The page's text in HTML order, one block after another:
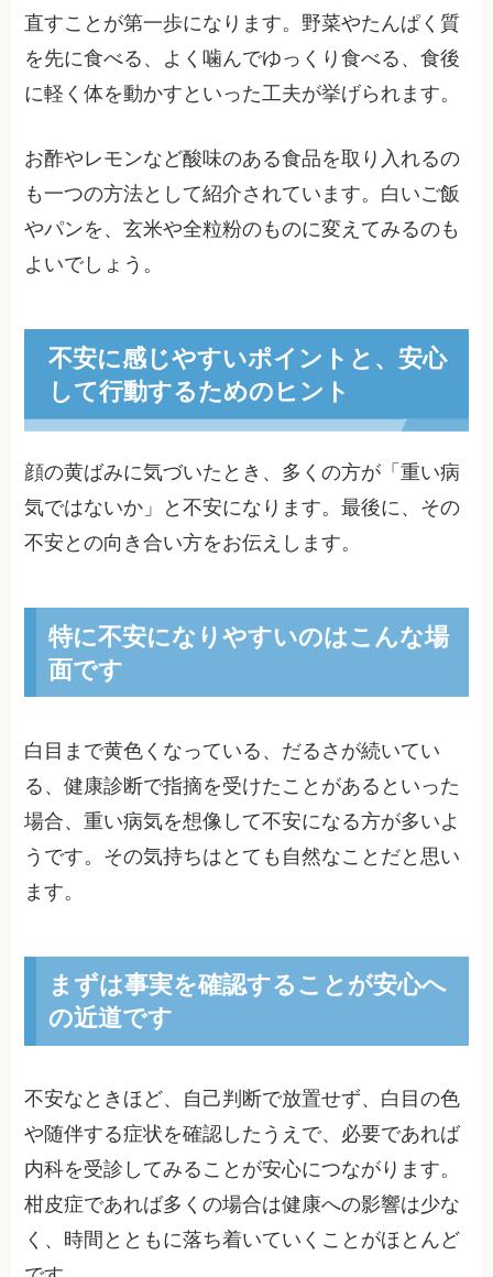
直すことが第一歩になります。野菜やたんぱく質
を先に食べる、よく噛んでゆっくり食べる、食後
に軽く体を動かすといった工夫が挙げられます。
お酢やレモンなど酸味のある食品を取り入れるの
も一つの方法として紹介されています。白いご飯
やパンを、玄米や全粒粉のものに変えてみるのも
よいでしょう。
不安に感じやすいポイントと、安心
して行動するためのヒント
顔の黄ばみに気づいたとき、多くの方が「重い病
気ではないか」と不安になります。最後に、その
不安との向き合い方をお伝えします。
特に不安になりやすいのはこんな場
面です
白目まで黄色くなっている、だるさが続いてい
る、健康診断で指摘を受けたことがあるといった
場合、重い病気を想像して不安になる方が多いよ
うです。その気持ちはとても自然なことだと思い
ます。
まずは事実を確認することが安心へ
の近道です
不安なときほど、自己判断で放置せず、白目の色
や随伴する症状を確認したうえで、必要であれば
内科を受診してみることが安心につながります。
柑皮症であれば多くの場合は健康への影響は少な
く、時間とともに落ち着いていくことがほとんど